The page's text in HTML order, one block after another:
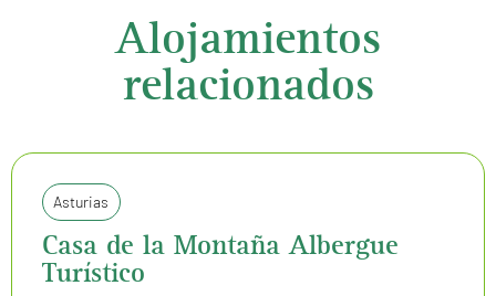
Alojamientos
relacionados
Asturias
Casa de la Montaña Albergue
Turístico